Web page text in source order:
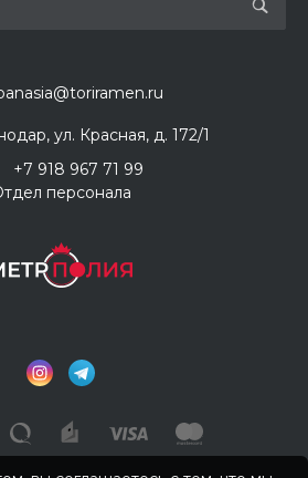
ул. Красная, д. 172/1
+7 918 967 71 99
персонала